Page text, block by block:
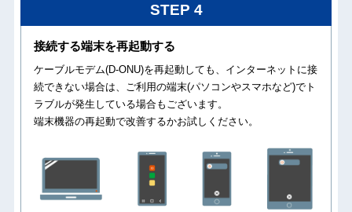
STEP 4
接続する端末を再起動する
ケーブルモデム(D-ONU)を再起動しても、インターネットに接
続できない場合は、ご利用の端末(パソコンやスマホなど)でト
ラブルが発生している場合もございます。
端末機器の再起動で改善するかお試しください。